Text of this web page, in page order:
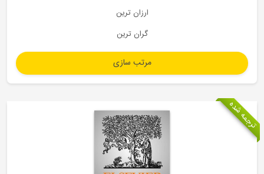
ارزان ترین
گران ترین
شده